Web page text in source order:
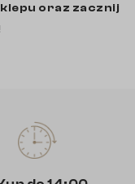
oraz zacznij